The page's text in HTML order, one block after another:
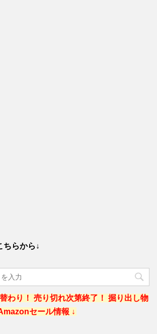
ちらから↓
わり！ 売り切れ次第終了！ 掘り出し物
セール情報 ↓